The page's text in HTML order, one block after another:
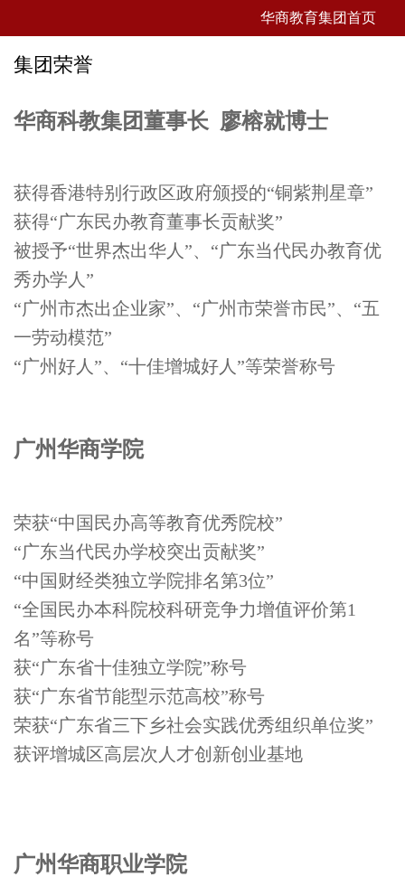
华商教育集团首页
集团荣誉
华商科教集团董事长 廖榕就博士
获得香港特别行政区政府颁授的“铜紫荆星章”
获得“广东民办教育董事长贡献奖”
被授予“世界杰出华人”、“广东当代民办教育优
秀办学人”
“广州市杰出企业家”、“广州市荣誉市民”、“五
一劳动模范”
“广州好人”、“十佳增城好人”等荣誉称号
广州华商学院
荣获“中国民办高等教育优秀院校”
“广东当代民办学校突出贡献奖”
“中国财经类独立学院排名第3位”
“全国民办本科院校科研竞争力增值评价第1
名”等称号
获“广东省十佳独立学院”称号
获“广东省节能型示范高校”称号
荣获“广东省三下乡社会实践优秀组织单位奖”
获评增城区高层次人才创新创业基地
广州华商职业学院